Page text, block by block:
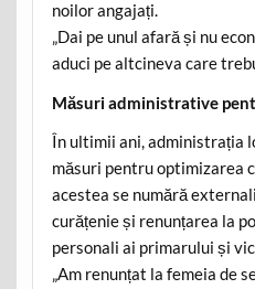
noilor angajați.
„Dai pe unul afară și nu
aduci pe altcineva care
Măsuri administrative
În ultimii ani, administrația
măsuri pentru optimizarea
acestea se numără
curățenie și renunțarea la
personali ai primarului și
„Am renunțat la femeia de